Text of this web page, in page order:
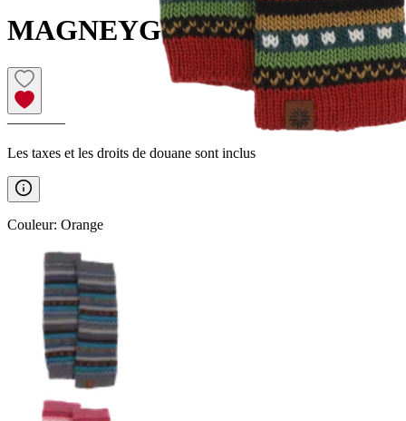
MAGNEYGuêtres en laine
————
Les taxes et les droits de douane sont inclus
Couleur: Orange